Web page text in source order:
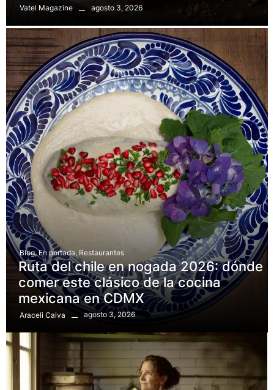
Vatel Magazine agosto 3, 2026
Blog, En portada Restaurantes
Ruta del chile en nogada 2026: dónde
comer este clásico de la cocina
mexicana en CDMX
Araceli Calva agosto 3, 2026